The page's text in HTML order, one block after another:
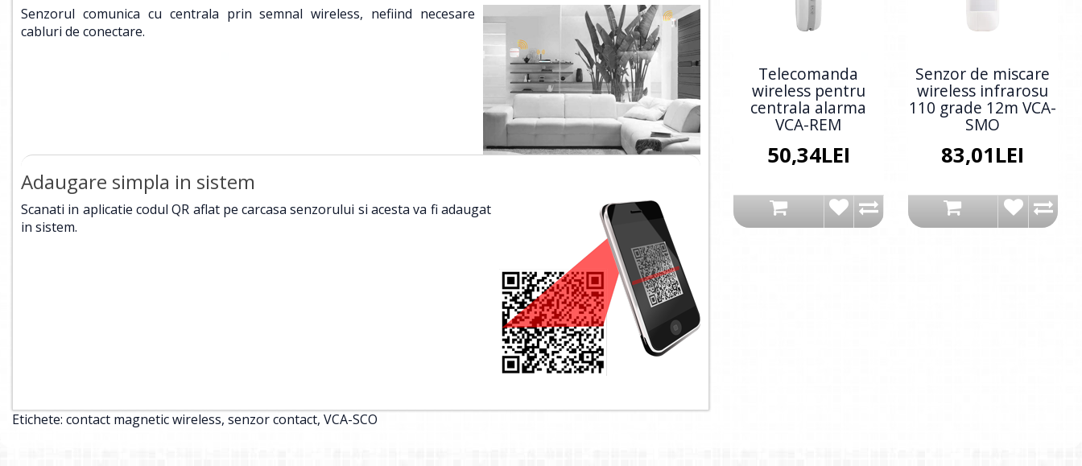
Senzorul comunica cu centrala prin semnal wireless, nefiind necesare
cabluri de conectare.
Adaugare simpla in sistem
Scanati in aplicatie codul QR aflat pe carcasa senzorului si acesta va fi adaugat
in sistem.
Telecomanda
wireless pentru
centrala alarma
VCA-REM
50,34LEI
Senzor de miscare
wireless infrarosu
110 grade 12m VCA-
SMO
83,01LEI
Etichete: contact magnetic wireless, senzor contact, VCA-SCO